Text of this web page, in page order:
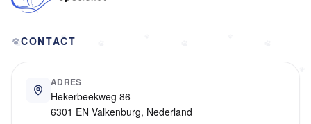
CONTACT
ADRES
Hekerbeekweg 86
6301 EN Valkenburg, Nederland